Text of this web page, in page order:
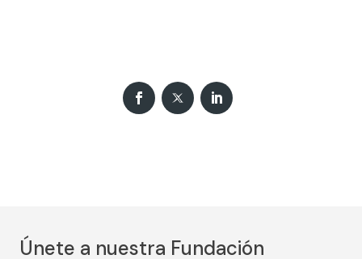
Únete a nuestra Fundación